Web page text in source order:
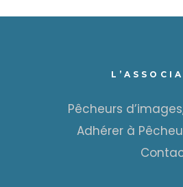
Pêcheurs
Adhérer à